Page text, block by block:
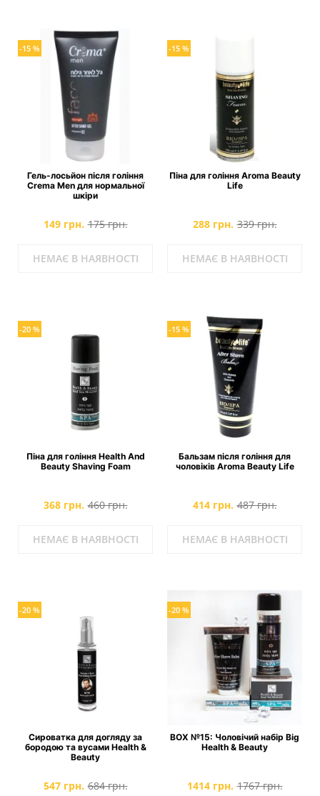
-15 %
Гель-лосьйон після гоління
Crema Men для нормальної
шкіри
149 грн. 175 грн.
НЕМАЄ В НАЯВНОСТІ
-15 %
Піна для гоління Aroma Beauty
Life
288 грн. 339 грн.
НЕМАЄ В НАЯВНОСТІ
-20 %
Піна для гоління Health And
Beauty Shaving Foam
368 грн. 460 грн.
НЕМАЄ В НАЯВНОСТІ
-15 %
Бальзам після гоління для
чоловіків Aroma Beauty Life
414 грн. 487 грн.
НЕМАЄ В НАЯВНОСТІ
-20 %
Сироватка для догляду за
бородою та вусами Health &
Beauty
547 грн. 684 грн.
-20 %
BOX №15: Чоловічий набір Big
Health & Beauty
1414 грн. 1767 грн.